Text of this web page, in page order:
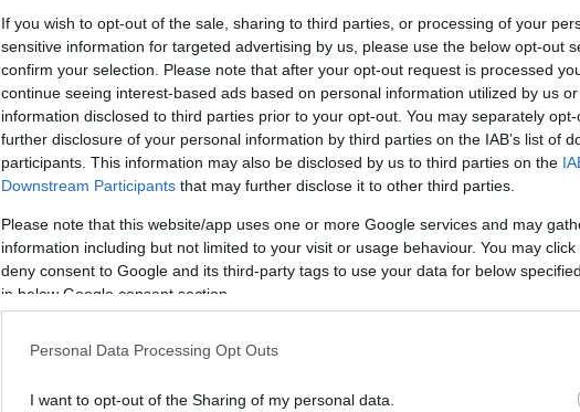
If you wish to opt-out of the sale, sharing to third parties, or processing of your
sensitive information for targeted advertising by us, please use the below opt-out
confirm your selection. Please note that after your opt-out request is processed
continue seeing interest-based ads based on personal information utilized by us
information disclosed to third parties prior to your opt-out. You may separately
further disclosure of your personal information by third parties on the IAB’s list of
participants. This information may also be disclosed by us to third parties on the
Downstream Participants that may further disclose it to other third parties.
Please note that this website/app uses one or more Google services and may
information including but not limited to your visit or usage behaviour. You may
deny consent to Google and its third-party tags to use your data for below
in below Google consent section.
Personal Data Processing Opt Outs
I want to opt-out of the Sharing of my personal data.